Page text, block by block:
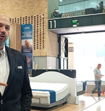
e
st
p
ar
tir
de
la
de
los